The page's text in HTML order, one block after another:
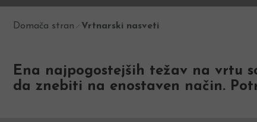
Domača stran Vrtnarski nasveti
Ena najpogostejših težav na vrtu
da znebiti na enostaven način.